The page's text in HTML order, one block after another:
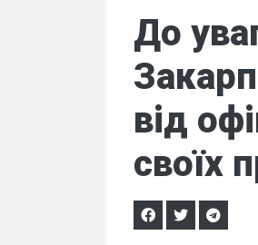
До
від
своїх